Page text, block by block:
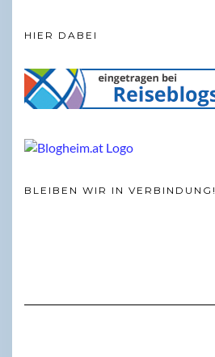
HIER DABEI
BLEIBEN WIR IN VERBINDUNG!